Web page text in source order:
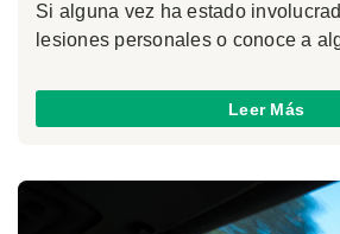
Si alguna vez ha estado
lesiones personales o conoce a
Leer Más